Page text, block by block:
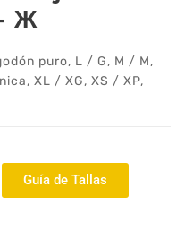
Ж
puro, L / G, M / M,
, XL / XG, XS / XP,
Guía de Tallas